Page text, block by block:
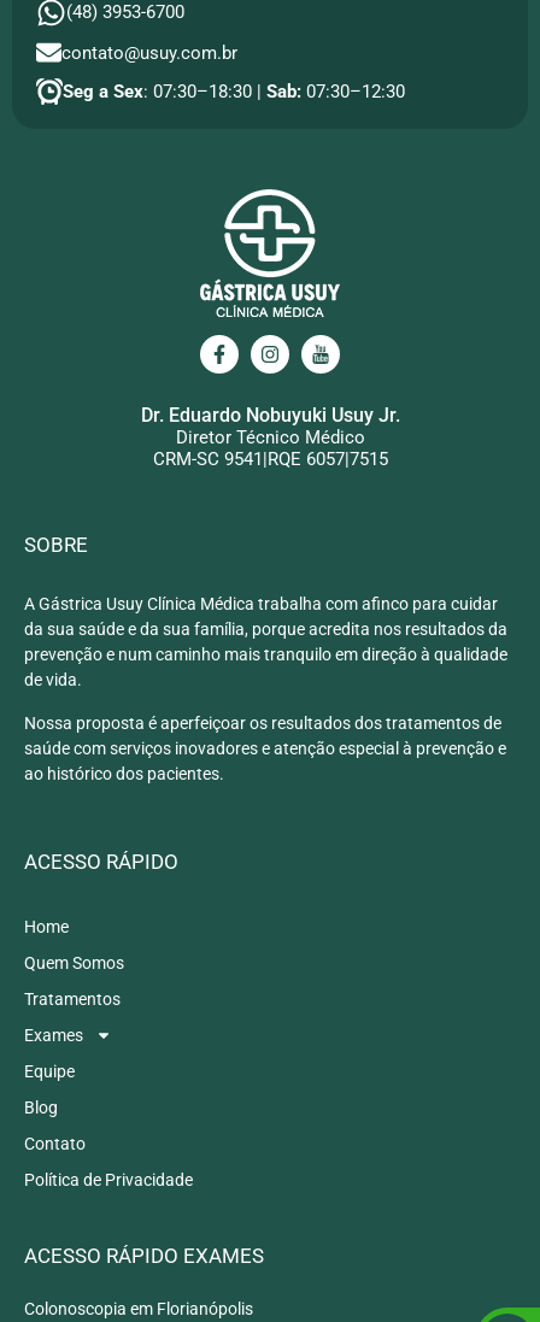
(48) 3953-6700
contato@usuy.com.br
Seg a Sex: 07:30–18:30 | Sab: 07:30–12:30
Dr. Eduardo Nobuyuki Usuy Jr.
Diretor Técnico Médico
CRM-SC 9541|RQE 6057|7515
SOBRE
A Gástrica Usuy Clínica Médica trabalha com afinco para cuidar
da sua saúde e da sua família, porque acredita nos resultados da
prevenção e num caminho mais tranquilo em direção à qualidade
de vida.
Nossa proposta é aperfeiçoar os resultados dos tratamentos de
saúde com serviços inovadores e atenção especial à prevenção e
ao histórico dos pacientes.
ACESSO RÁPIDO
Home
Quem Somos
Tratamentos
Exames
Equipe
Blog
Contato
Política de Privacidade
ACESSO RÁPIDO EXAMES
Colonoscopia em Florianópolis